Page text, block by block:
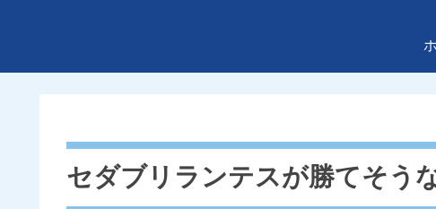
セダブリランテスが勝てそう